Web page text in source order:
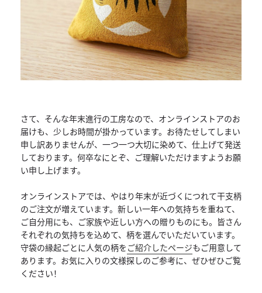
さて、そんな年末進行の工房なので、 オンラインストアのお
届けも、少しお時間が掛かっています。 お待たせしてしまい
申し訳ありませんが、一つ一つ大切に染めて、 仕上げて発送
しております。何卒なにとぞ、
ご理解いただけますようお願
い申し上げます。
オンラインストアでは、 やはり年末が近づくにつれて干支柄
のご注文が増えています。 新しい一年への気持ちを重ねて、
ご自分用にも、
ご家族や近しい方への贈りものにも。 皆さん
それぞれの気持ちを込めて、柄を選んでいただいています。
守袋の縁起ごとに人気の柄をご紹介したページもご用意して
あります。お気に入りの文様探しのご参考に、ぜひぜひご覧
ください！